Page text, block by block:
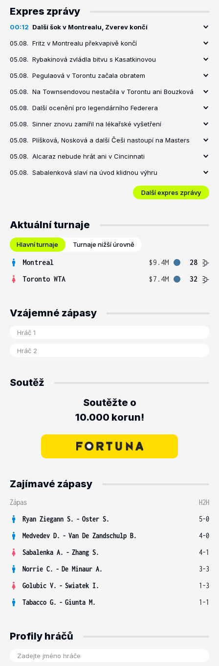
Expres zprávy
00:12 Další šok v Montrealu, Zverev končí
05.08. Fritz v Montrealu překvapivě končí
05.08. Rybakinová zvládla bitvu s Kasatkinovou
05.08. Pegulaová v Torontu začala obratem
05.08. Na Townsendovou nestačila v Torontu ani Bouzková
05.08. Další ocenění pro legendárního Federera
05.08. Sinner znovu zamířil na lékařské vyšetření
05.08. Plíšková, Nosková a další Češi nastoupí na Masters
05.08. Alcaraz nebude hrát ani v Cincinnati
05.08. Sabalenková slaví na úvod klidnou výhru
Další expres zprávy
Aktuální turnaje
Hlavní turnaje Turnaje nižší úrovně
Montreal $9.4M
28
Toronto WTA
$7.4M 32
Vzájemné zápasy
Soutěž
Soutěžte o
10.000 korun!
Zajímavé zápasy
Zápas
H2H
Ryan Ziegann S. - Oster S.
5-0
Medvedev D. - Van De Zandschulp B.
4-0
Sabalenka A. - Zhang S.
4-1
Norrie C. - De Minaur A.
3-3
Golubic V. - Swiatek I.
1-3
Tabacco G. - Giunta M. 1-1
Profily hráčů